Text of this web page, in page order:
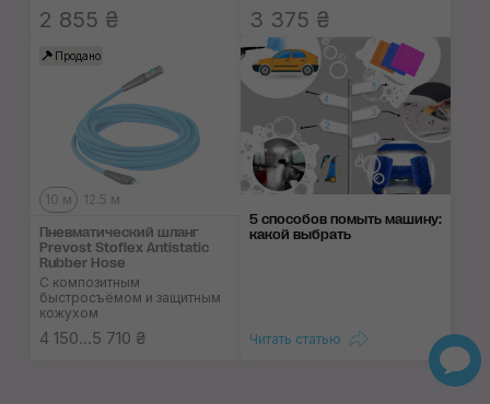
2 855 ₴ 3 375 ₴
Продано
10 м 12.5 м
Пневматический шланг
Prevost Stoflex Antistatic
Rubber Hose
С композитным
быстросъёмом и защитным
кожухом
4 150...5 710 ₴
5 способов помыть машину:
какой выбрать
Читать статью